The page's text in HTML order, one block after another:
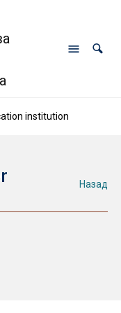
institution
Назад